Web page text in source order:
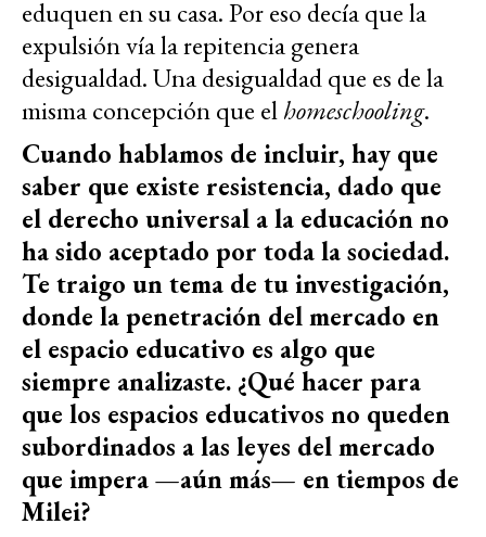
eduquen en su casa. Por eso decía que la
expulsión vía la repitencia genera
desigualdad. Una desigualdad que es de la
misma concepción que elhomeschooling.
Cuando hablamos de incluir, hay que
saber que existe resistencia, dado que
el derecho universal a la educación no
ha sido aceptado por toda la sociedad.
Te traigo un tema de tu investigación,
donde la penetración del mercado en
el espacio educativo es algo que
siempre analizaste. ¿Qué hacer para
que los espacios educativos no queden
subordinados a las leyes del mercado
que impera —aún más— en tiempos de
Milei?